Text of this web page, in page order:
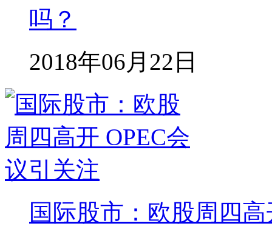
吗？
2018年06月22日
国际股市：欧股周四